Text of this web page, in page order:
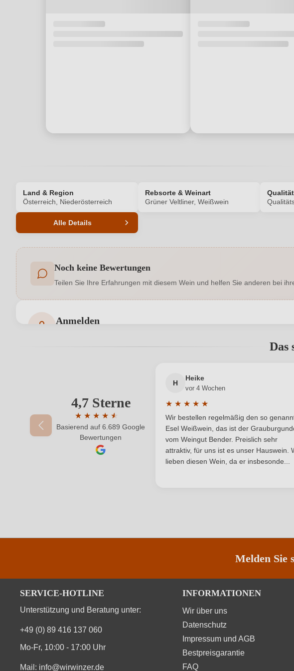
Land & Region
Österreich, Niederösterreich
Rebsorte & Weinart
Grüner Veltliner, Weißwein
Qualität
Alle Details
Allergene
Geschmack
Weinart
Noch keine Bewertungen
Teilen Sie Ihre Erfahrungen mit diesem Wein und helfen Sie anderen bei
Anmelden
Ihre E-Mail-Adresse
Ihr Passwort
Das
4,7 Sterne
★ ★ ★ ★ ★
★
Durchschnittliche Bewertung von 4.7 von 5 Sternen
Basierend auf 6.689 Google
Bewertungen
H
Heike
vor 4 Wochen
★ ★ ★ ★ ★
Durchschnittliche Bewertung von 5
Wir bestellen regelmäßig den so
Esel Weißwein, das ist der
vom Weingut Bender. Preislich sehr
attraktiv, für uns ist es unser Hauswein.
lieben diesen Wein, da er insbesonde...
Melden Sie
SERVICE-HOTLINE
Unterstützung und Beratung unter:
+49 (0) 89 416 137 060
Mo-Fr, 10:00 - 17:00 Uhr
Mail: info@wirwinzer.de
INFORMATIONEN
Wir über uns
Datenschutz
Impressum und AGB
Bestpreisgarantie
FAQ